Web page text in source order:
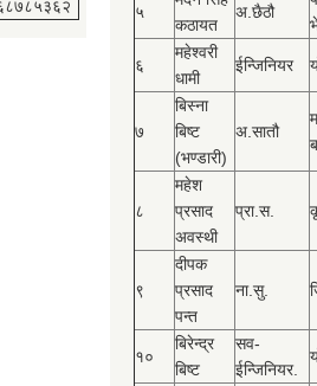
५
कठायत
अ.छैठौ
६
महेश्‍वरी
धामी
ईन्जिनियर
७
बिस्‍ना
बिष्‍ट
(भण्डारी)
अ.सातौ
८
महेश
प्रसाद
अवस्थी
प्रा.स.
९
दीपक
प्रसाद
पन्त
ना.सु.
१०
बिरेन्द्र
बिष्‍ट
सव-
ईन्जिनियर.